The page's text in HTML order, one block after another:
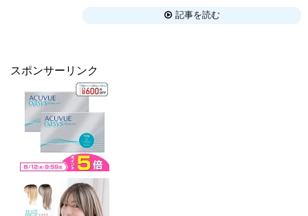
記事を読む
スポンサーリンク